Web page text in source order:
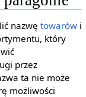
nazwę towarówi
który
przez
ta nie może
możliwości